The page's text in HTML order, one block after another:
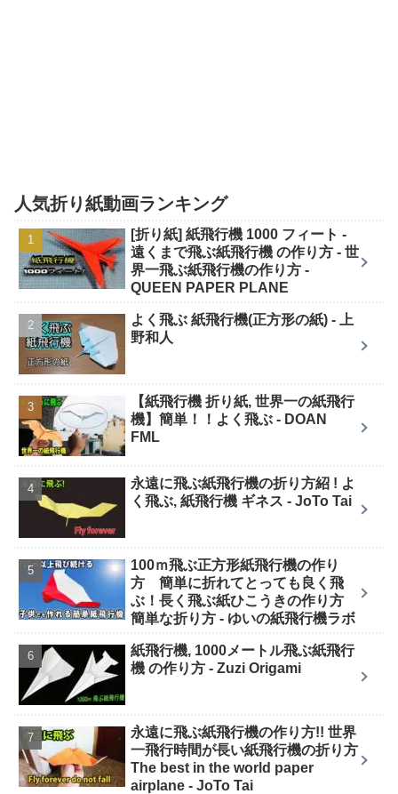
人気折り紙動画ランキング
[折り紙] 紙飛行機 1000 フィート -
遠くまで飛ぶ紙飛行機 の作り方 - 世
界一飛ぶ紙飛行機の作り方 -
QUEEN PAPER PLANE
よく飛ぶ 紙飛行機(正方形の紙) - 上
野和人
【紙飛行機 折り紙, 世界一の紙飛行
機】簡単！！よく飛ぶ - DOAN
FML
永遠に飛ぶ紙飛行機の折り方紹 ! よ
く飛ぶ, 紙飛行機 ギネス - JoTo Tai
100ｍ飛ぶ正方形紙飛行機の作り
方 簡単に折れてとっても良く飛
ぶ！長く飛ぶ紙ひこうきの作り方
簡単な折り方 - ゆいの紙飛行機ラボ
紙飛行機, 1000メートル飛ぶ紙飛行
機 の作り方 - Zuzi Origami
永遠に飛ぶ紙飛行機の作り方!! 世界
一飛行時間が長い紙飛行機の折り方
The best in the world paper
airplane - JoTo Tai